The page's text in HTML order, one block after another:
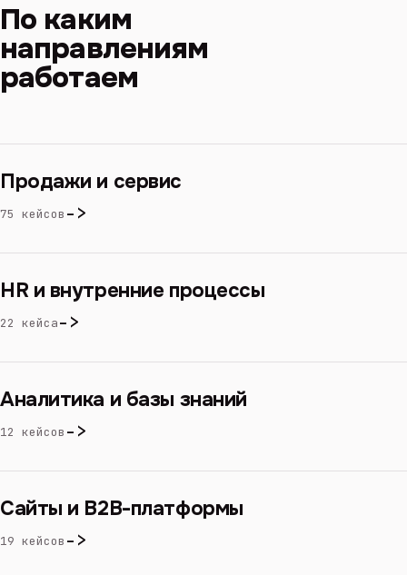
По каким
направлениям
работаем
Продажи и сервис
75 кейсов ->
HR и внутренние процессы
22 кейса->
Аналитика и базы знаний
12 кейсов ->
Сайты и B2B-платформы
19 кейсов ->